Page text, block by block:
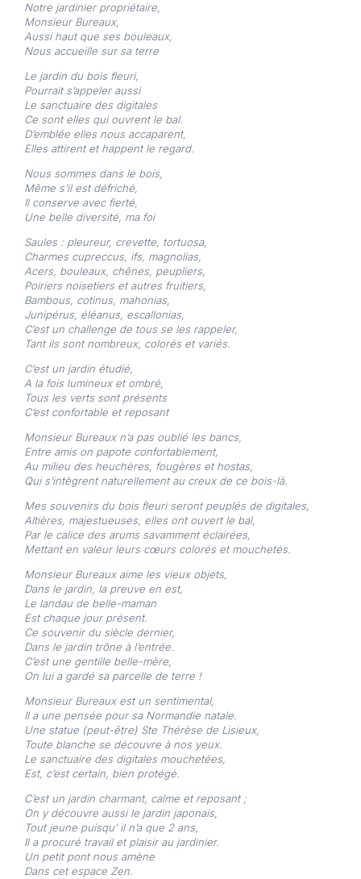
Notre jardinier propriétaire,
Monsieur Bureaux,
Aussi haut que ses bouleaux,
Nous accueille sur sa terre
Le jardin du bois fleuri,
Pourrait s’appeler aussi
Le sanctuaire des digitales
Ce sont elles qui ouvrent le bal.
D’emblée elles nous accaparent,
Elles attirent et happent le regard.
Nous sommes dans le bois,
Même s’il est défriché,
Il conserve avec fierté,
Une belle diversité, ma foi
Saules : pleureur, crevette, tortuosa,
Charmes cupreccus, ifs, magnolias,
Acers, bouleaux, chênes, peupliers,
Poiriers noisetiers et autres fruitiers,
Bambous, cotinus, mahonias,
Junipérus, éléanus, escallonias,
C’est un challenge de tous se les rappeler,
Tant ils sont nombreux, colorés et variés.
C’est un jardin étudié,
A la fois lumineux et ombré,
Tous les verts sont présents
C’est confortable et reposant
Monsieur Bureaux n’a pas oublié les bancs,
Entre amis on papote confortablement,
Au milieu des heuchères, fougères et hostas,
Qui s’intègrent naturellement au creux de ce bois-là.
Mes souvenirs du bois fleuri seront peuplés de digitales,
Altières, majestueuses, elles ont ouvert le bal,
Par le calice des arums savamment éclairées,
Mettant en valeur leurs cœurs colorés et mouchetés.
Monsieur Bureaux aime les vieux objets,
Dans le jardin, la preuve en est,
Le landau de belle-maman
Est chaque jour présent.
Ce souvenir du siècle dernier,
Dans le jardin trône à l’entrée.
C’est une gentille belle-mère,
On lui a gardé sa parcelle de terre !
Monsieur Bureaux est un sentimental,
Il a une pensée pour sa Normandie natale.
Une statue (peut-être) Ste Thérèse de Lisieux,
Toute blanche se découvre à nos yeux.
Le sanctuaire des digitales mouchetées,
Est, c’est certain, bien protégé.
C’est un jardin charmant, calme et reposant ;
On y découvre aussi le jardin japonais,
Tout jeune puisqu’ il n’a que 2 ans,
Il a procuré travail et plaisir au jardinier.
Un petit pont nous amène
Dans cet espace Zen.